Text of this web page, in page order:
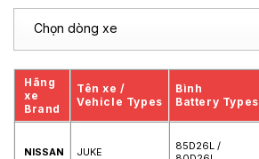
Chọn dòng xe
Hãng
xe
Brand
Tên xe /
Vehicle Types
Bình
Battery Types
NISSAN JUKE
85D26L /